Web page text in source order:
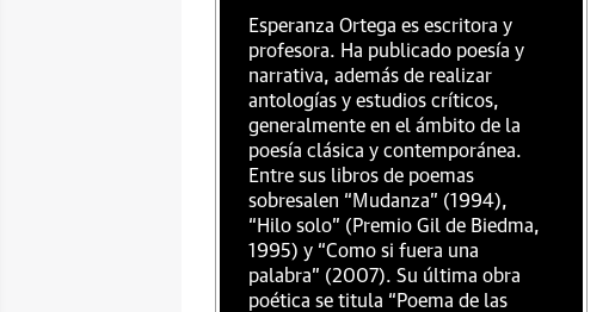
Esperanza Ortega es escritora y
profesora. Ha publicado poesía y
narrativa, además de realizar
antologías y estudios críticos,
generalmente en el ámbito de la
poesía clásica y contemporánea.
Entre sus libros de poemas
sobresalen “Mudanza” (1994),
“Hilo solo” (Premio Gil de Biedma,
1995) y “Como si fuera una
palabra” (2007). Su última obra
poética se titula “Poema de las